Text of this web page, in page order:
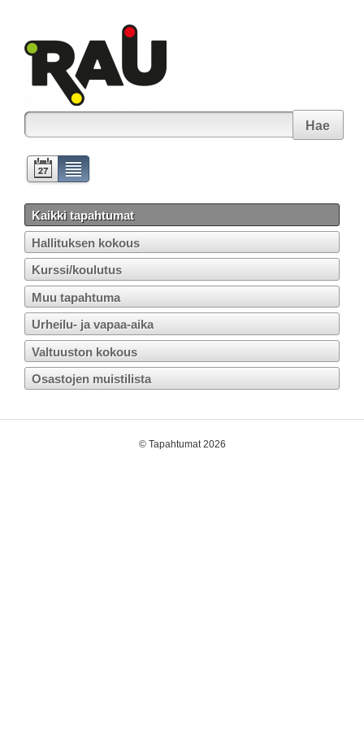
Hae
Kaikki tapahtumat
Hallituksen kokous
Kurssi/koulutus
Muu tapahtuma
Urheilu- ja vapaa-aika
Valtuuston kokous
Osastojen muistilista
©Tapahtumat 2026